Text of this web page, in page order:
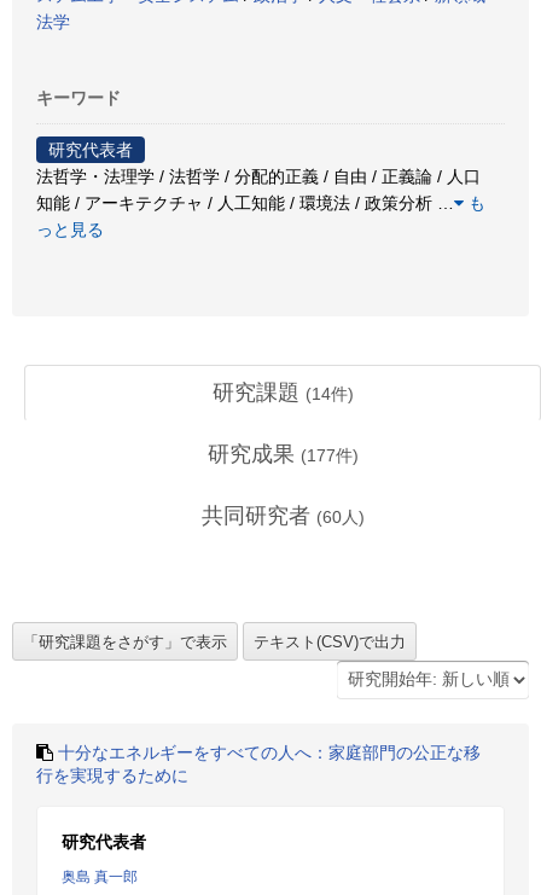
法学
キーワード
研究代表者
法哲学・法理学 / 法哲学 / 分配的正義 / 自由 / 正義論 / 人口
知能 / アーキテクチャ / 人工知能 / 環境法 / 政策分析
も
っと見る
研究課題 (14件)
研究成果 (177件)
共同研究者 (60人)
十分なエネルギーをすべての人へ：家庭部門の公正な移
行を実現するために
研究代表者
奥島 真一郎